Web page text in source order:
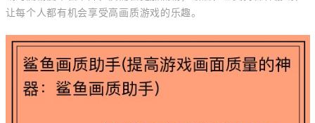
让每个人都有机会享受高画质游戏的乐趣。